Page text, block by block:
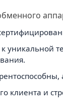
к уникальной
клиента и